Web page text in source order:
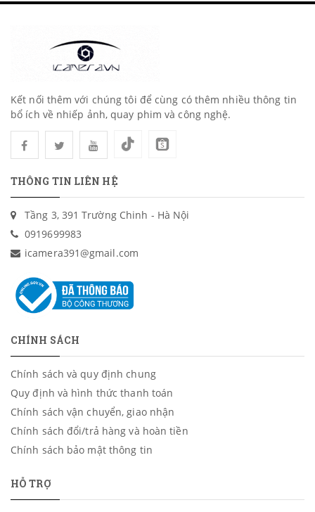
Kết nối thêm với chúng tôi để cùng có thêm nhiều thông tin
bổ ích về nhiếp ảnh, quay phim và công nghệ.
THÔNG TIN LIÊN HỆ
Tầng 3, 391 Trường Chinh - Hà Nội
0919699983
icamera391@gmail.com
CHÍNH SÁCH
Chính sách và quy định chung
Quy định và hình thức thanh toán
Chính sách vận chuyển, giao nhận
Chính sách đổi/trả hàng và hoàn tiền
Chính sách bảo mật thông tin
HỖ TRỢ